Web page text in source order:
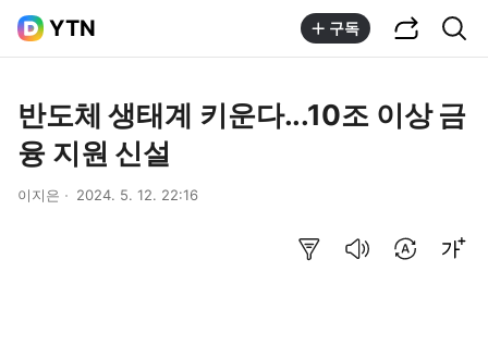
YTN 구독
반도체 생태계 키운다...10조 이상 금
융 지원 신설
이지은 2024. 5. 12. 22:16